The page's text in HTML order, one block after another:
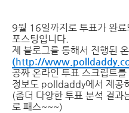
9월 16일까지로 투표가 완
포스팅입니다.
제 블로그를 통해서 진행된
(http://
공짜 온라인 투표 스크립트
정보도 polldaddy에서 제공
(좀더 다양한 투표 분석 결과
로 패스~~~)